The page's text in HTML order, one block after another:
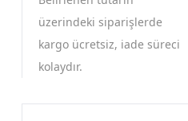
üzerindeki siparişlerde
kargo ücretsiz, iade süreci
kolaydır.